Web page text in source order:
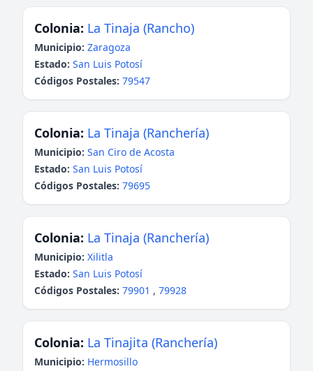
Colonia: La Tinaja (Rancho)
Municipio: Zaragoza
Estado: San Luis Potosí
Códigos Postales: 79547
Colonia: La Tinaja (Ranchería)
Municipio: San Ciro de Acosta
Estado: San Luis Potosí
Códigos Postales: 79695
Colonia: La Tinaja (Ranchería)
Municipio: Xilitla
Estado: San Luis Potosí
Códigos Postales: 79901 , 79928
Colonia: La Tinajita (Ranchería)
Municipio: Hermosillo